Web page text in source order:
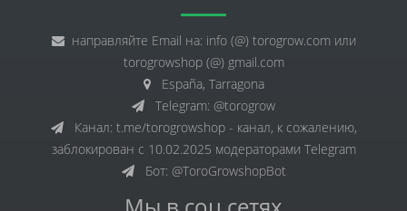
направляйте Email на: info (@) torogrow.com или
torogrowshop (@) gmail.com
España, Tarragona
Telegram: @torogrow
Канал: t.me/torogrowshop - канал, к сожалению,
заблокирован с 10.02.2025 модераторами Telegram
Бот: @ToroGrowshopBot